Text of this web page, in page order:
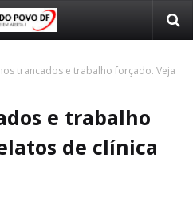
trancados e trabalho forçado. Veja
e trabalho
de clínica